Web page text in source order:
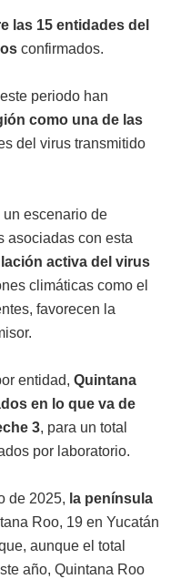
las 15 entidades del
confirmados.
periodo han
como una de las
del virus transmitido
escenario de
asociadas con esta
activa del virus
climáticas como el
favorecen la
entidad, Quintana
en lo que va de
3, para un total
por laboratorio.
de 2025, la península
Roo, 19 en Yucatán
aunque el total
año, Quintana Roo